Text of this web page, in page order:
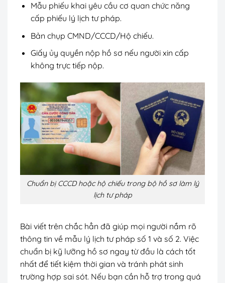
Mẫu phiếu khai yêu cầu cơ quan chức năng
cấp phiếu lý lịch tư pháp.
Bản chụp CMND/CCCD/Hộ chiếu.
Giấy ủy quyền nộp hồ sơ nếu người xin cấp
không trực tiếp nộp.
Chuẩn bị CCCD hoặc hộ chiếu trong bộ hồ sơ làm lý
lịch tư pháp
Bài viết trên chắc hẳn đã giúp mọi người nắm rõ
thông tin về mẫu lý lịch tư pháp số 1 và số 2. Việc
chuẩn bị kỹ lưỡng hồ sơ ngay từ đầu là cách tốt
nhất để tiết kiệm thời gian và tránh phát sinh
trường hợp sai sót. Nếu bạn cần hỗ trợ trong quá